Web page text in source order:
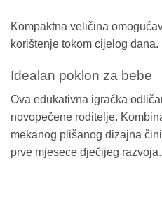
Kompaktna veličina
korištenje tokom cijelog dana.
Idealan poklon za bebe
Ova edukativna igračka
novopečene roditelje.
mekanog plišanog dizajna
prve mjesece dječijeg razvoja.